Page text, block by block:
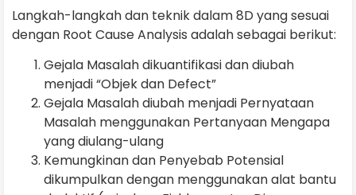
Langkah-langkah dan teknik dalam 8D yang sesuai
dengan Root Cause Analysis adalah sebagai berikut:
Gejala Masalah dikuantifikasi dan diubah
menjadi “Objek dan Defect”
Gejala Masalah diubah menjadi Pernyataan
Masalah menggunakan Pertanyaan Mengapa
yang diulang-ulang
Kemungkinan dan Penyebab Potensial
dikumpulkan dengan menggunakan alat bantu